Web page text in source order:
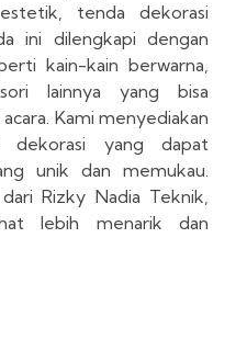
tenda dekorasi
ini dilengkapi dengan
kain-kain berwarna,
lainnya yang bisa
Kami menyediakan
dekorasi yang dapat
unik dan memukau.
Rizky Nadia Teknik,
lebih menarik dan